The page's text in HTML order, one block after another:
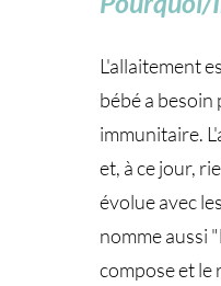
L'allaitement
bébé a
immunitaire.
et, à ce jour,
évolue avec
nomme aussi
compose et le